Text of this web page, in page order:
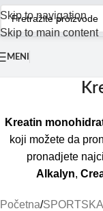
Skip to navigation
Skip to main content
MENI
Kreatin
koji možete da
pronadjete
Alkalyn,
Početna/